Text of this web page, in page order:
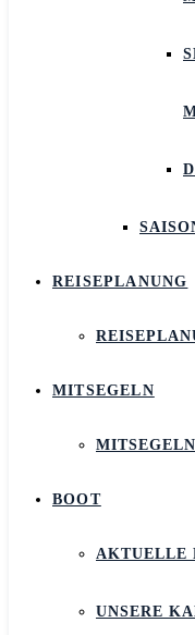
REISEPLANUNG
MITSEGELN
BOOT
AKTUELLE
UNSERE